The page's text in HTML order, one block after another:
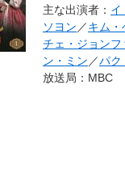
主な出演者 ： イ
ソヨン ／キム・
チェ・ジョンフ
ン・ミン ／パク
放送局 ：MBC